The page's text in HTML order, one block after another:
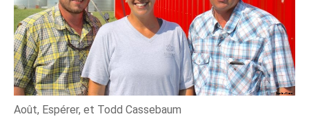
Août, Espérer, et Todd Cassebaum